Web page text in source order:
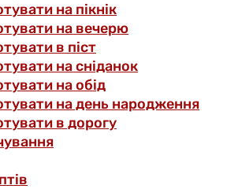
на пікнік
на вечерю
в піст
на сніданок
на обід
на день народження
в дорогу